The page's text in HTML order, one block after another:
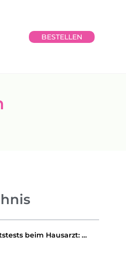
BESTELLEN
Kosten eines Vaterschaftstests beim Hausarzt: Was Sie wissen sollten